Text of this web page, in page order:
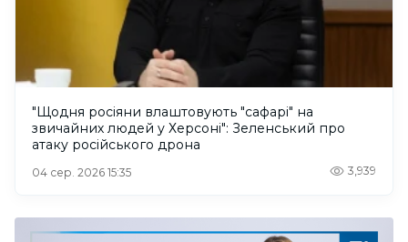
"Щодня росіяни влаштовують "сафарі" на
звичайних людей у Херсоні": Зеленський про
атаку російського дрона
04 сер. 2026 15:35 3,939